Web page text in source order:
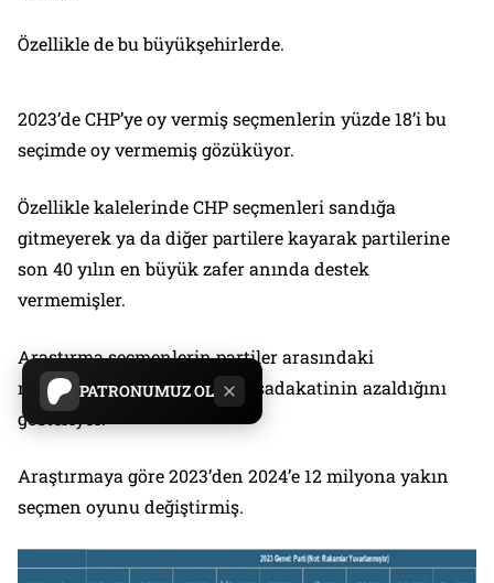
PATRONUMUZ OL
Özellikle de bu büyükşehirlerde.
2023’de CHP’ye oy vermiş seçmenlerin yüzde 18’i bu
seçimde oy vermemiş gözüküyor.
Özellikle kalelerinde CHP seçmenleri sandığa
gitmeyerek ya da diğer partilere kayarak partilerine
son 40 yılın en büyük zafer anında destek
vermemişler.
Araştırma seçmenlerin partiler arasındaki
mobilitesinin arttığını, parti sadakatinin azaldığını
gösteriyor.
Araştırmaya göre 2023’den 2024’e 12 milyona yakın
seçmen oyunu değiştirmiş.